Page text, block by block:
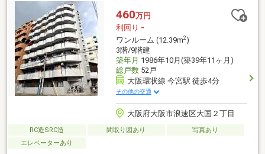
460万円
利回り -
ワンルーム (12.39m2)
3階/9階建
築年月 1986年10月(築39年11ヶ月)
総戸数52戸
大阪環状線 今宮駅 徒歩4分
その他の交通
大阪府大阪市浪速区大国２丁目
RC造SRC造 間取り図あり
写真あり
エレベーターあり